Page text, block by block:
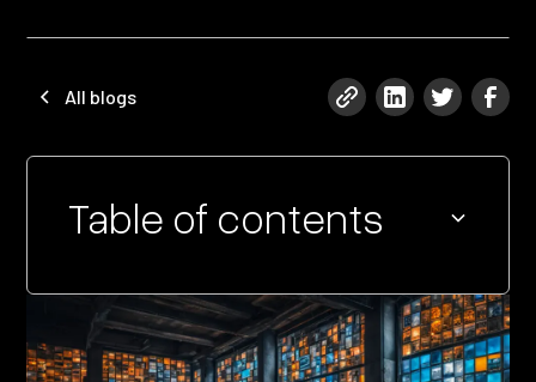
All blogs
Table of contents
Heading 2
Heading 3